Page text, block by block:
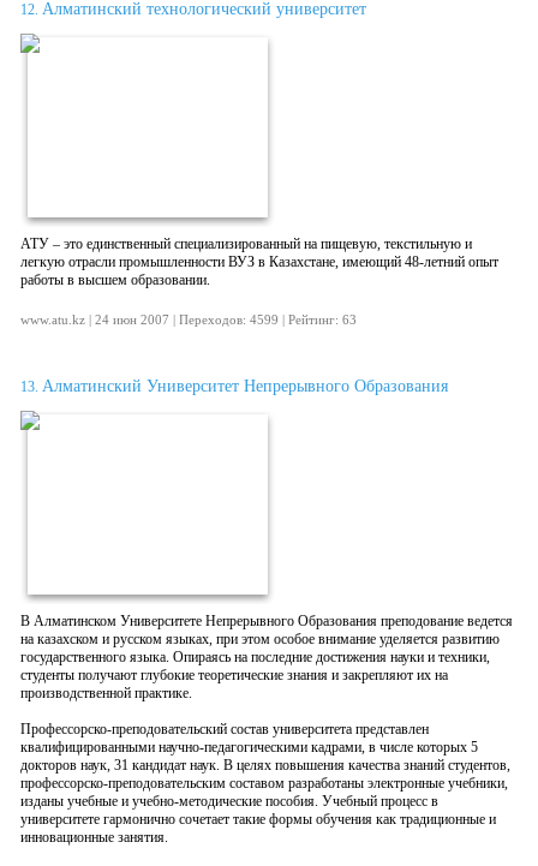
12. Алматинский технологический университет
АТУ – это единственный специализированный на пищевую, текстильную и
легкую отрасли промышленности ВУЗ в Казахстане, имеющий 48-летний опыт
работы в высшем образовании.
www.atu.kz | 24 июн 2007 | Переходов: 4599 | Рейтинг: 63
13. Алматинский Университет Непрерывного Образования
В Алматинском Университете Непрерывного Образования преподование ведется
на казахском и русском языках, при этом особое внимание уделяется развитию
государственного языка. Опираясь на последние достижения науки и техники,
студенты получают глубокие теоретические знания и закрепляют их на
производственной практике.
Профессорско-преподовательский состав университета представлен
квалифицированными научно-педагогическими кадрами, в числе которых 5
докторов наук, 31 кандидат наук. В целях повышения качества знаний студентов,
профессорско-преподовательским составом разработаны электронные учебники,
изданы учебные и учебно-методические пособия. Учебный процесс в
университете гармонично сочетает такие формы обучения как традиционные и
инновационные занятия.